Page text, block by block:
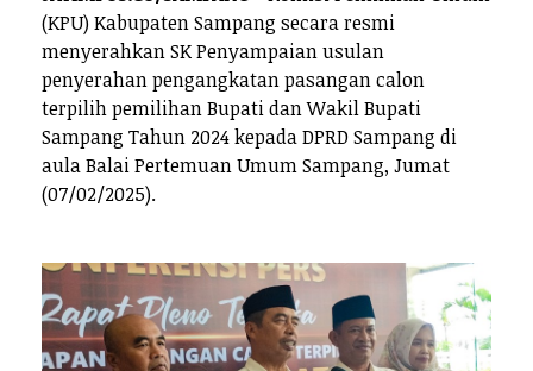
(KPU) Kabupaten Sampang secara resmi
menyerahkan SK Penyampaian usulan
penyerahan pengangkatan pasangan calon
terpilih pemilihan Bupati dan Wakil Bupati
Sampang Tahun 2024 kepada DPRD Sampang di
aula Balai Pertemuan Umum Sampang, Jumat
(07/02/2025).